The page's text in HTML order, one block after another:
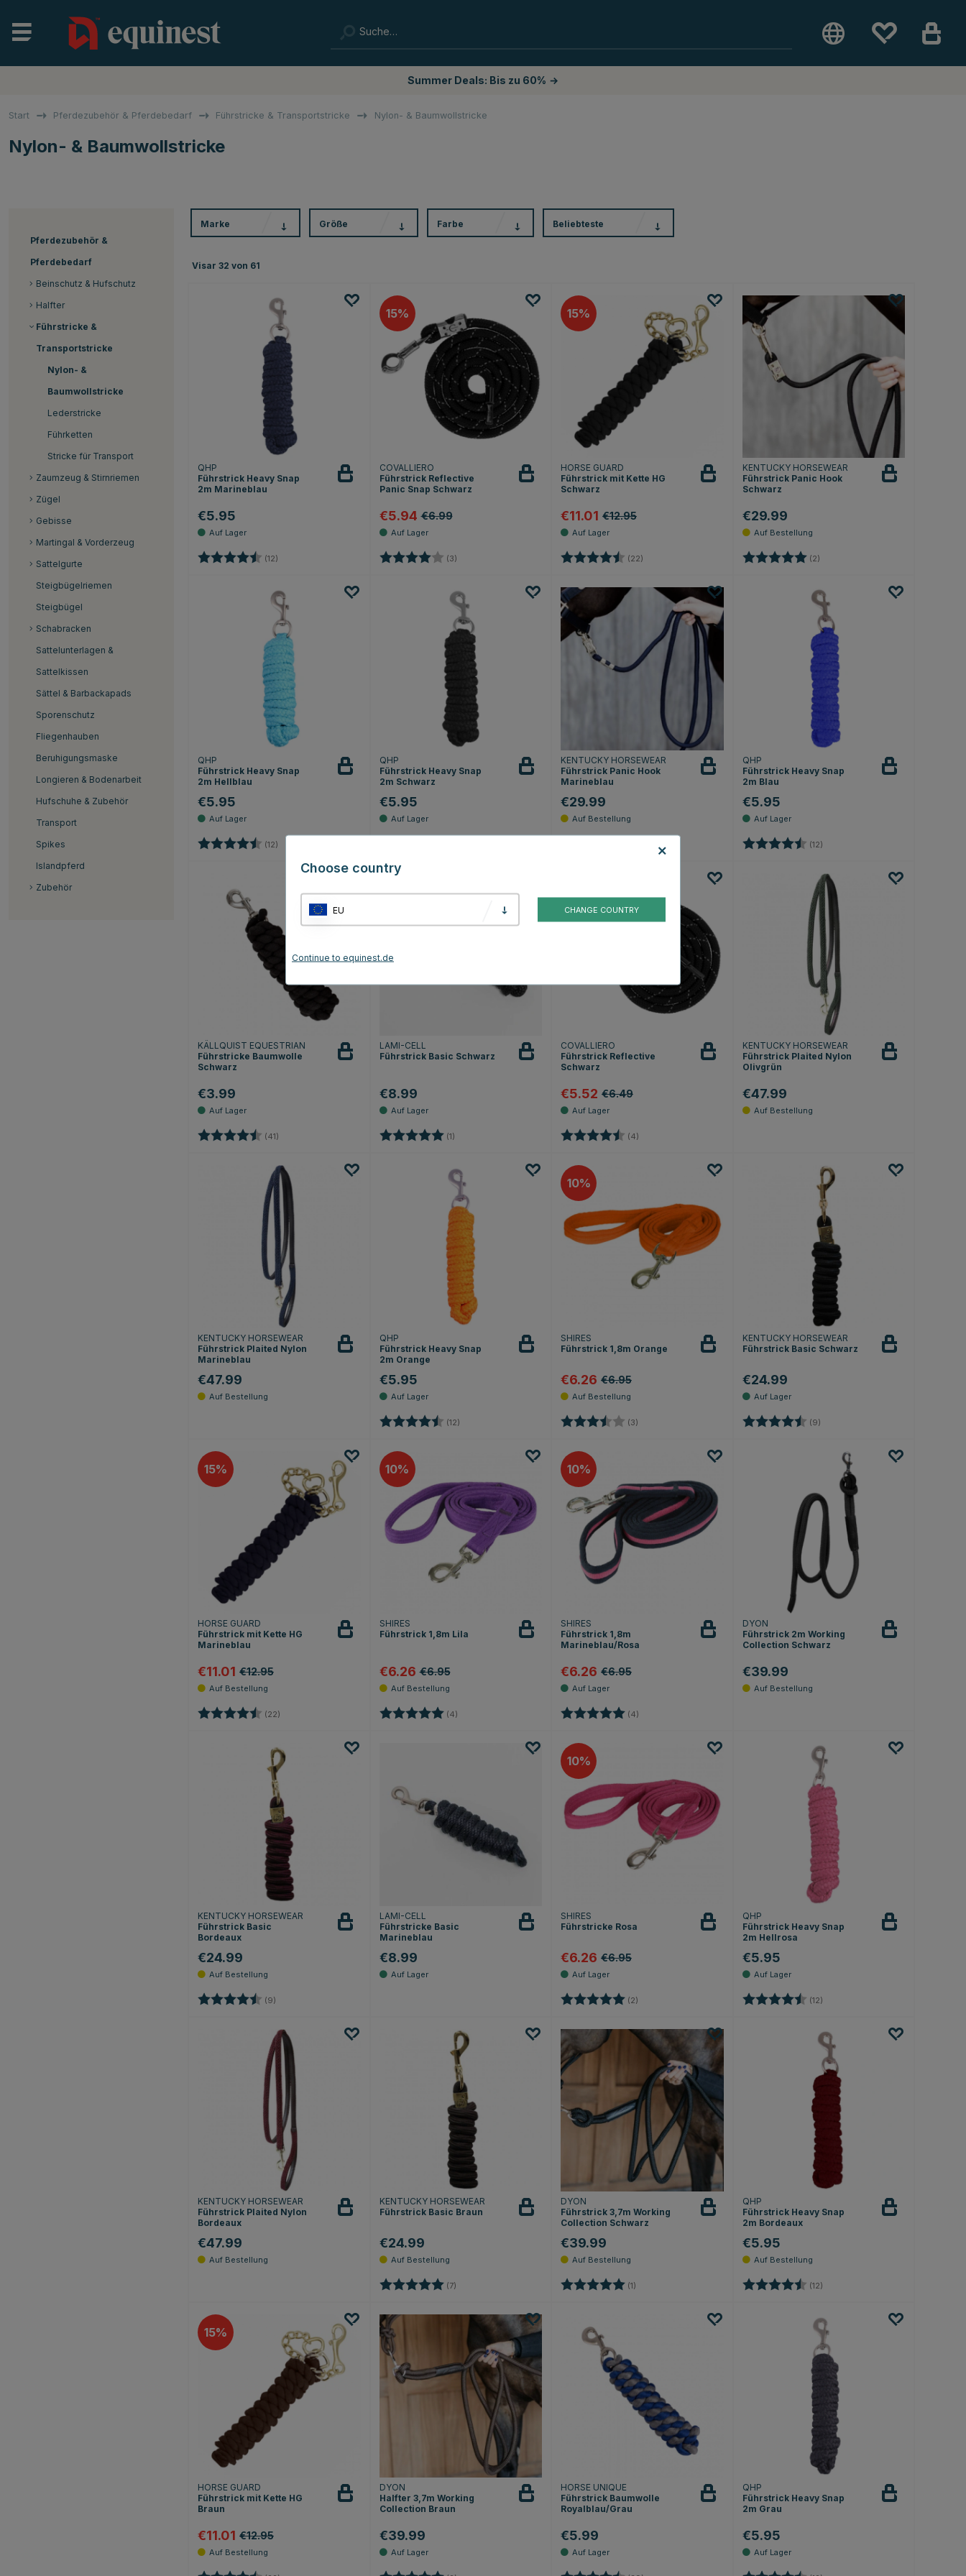
Summer Deals: Bis zu 60% →
Start Pferdezubehör & Pferdebedarf Führstricke & Transportstricke Nylon- & Baumwollstricke
Nylon- & Baumwollstricke
Pferdezubehör &
Pferdebedarf
Beinschutz & Hufschutz
Halfter
Führstricke &
Transportstricke
Nylon- &
Baumwollstricke
Lederstricke
Führketten
Stricke für Transport
Zaumzeug & Stirnriemen
Zügel
Gebisse
Martingal & Vorderzeug
Sattelgurte
Steigbügelriemen
Steigbügel
Schabracken
Sattelunterlagen &
Sattelkissen
Sättel & Barbackapads
Sporenschutz
Fliegenhauben
Beruhigungsmaske
Longieren & Bodenarbeit
Hufschuhe & Zubehör
Transport
Spikes
Islandpferd
Zubehör
Marke Größe Farbe Beliebteste
Visar32 von 61
QHP
Führstrick Heavy Snap
2m Marineblau
€5.95
Bewertung: (12)
15
COVALLIERO
Führstrick Reflective
Panic Snap Schwarz
€5.94 €6.99
Bewertung: (3)
15
HORSE GUARD
Führstrick mit Kette HG
Schwarz
€11.01 €12.95
Bewertung: (22)
KENTUCKY HORSEWEAR
Führstrick Panic Hook
Schwarz
€29.99
Bewertung: (2)
QHP
Führstrick Heavy Snap
2m Hellblau
€5.95
Bewertung: (12)
QHP
Führstrick Heavy Snap
2m Schwarz
€5.95
KENTUCKY HORSEWEAR
Führstrick Panic Hook
Marineblau
€29.99
QHP
Führstrick Heavy Snap
2m Blau
€5.95
Bewertung: (12)
KÄLLQUIST EQUESTRIAN
Führstricke Baumwolle
Schwarz
€3.99
Bewertung: (41)
LAMI-CELL
Führstrick Basic Schwarz
€8.99
Bewertung: (1)
COVALLIERO
Führstrick Reflective
Schwarz
€5.52 €6.49
Bewertung: (4)
KENTUCKY HORSEWEAR
Führstrick Plaited Nylon
Olivgrün
€47.99
KENTUCKY HORSEWEAR
Führstrick Plaited Nylon
Marineblau
€47.99
QHP
Führstrick Heavy Snap
2m Orange
€5.95
Bewertung: (12)
10
SHIRES
Führstrick 1,8m Orange
€6.26 €6.95
Bewertung: (3)
KENTUCKY HORSEWEAR
Führstrick Basic Schwarz
€24.99
Bewertung: (9)
15
HORSE GUARD
Führstrick mit Kette HG
Marineblau
€11.01 €12.95
Bewertung: (22)
10
SHIRES
Führstrick 1,8m Lila
€6.26 €6.95
Bewertung: (4)
10
SHIRES
Führstrick 1,8m
Marineblau/Rosa
€6.26 €6.95
Bewertung: (4)
DYON
Führstrick 2m Working
Collection Schwarz
€39.99
KENTUCKY HORSEWEAR
Führstrick Basic
Bordeaux
€24.99
Bewertung: (9)
LAMI-CELL
Führstricke Basic
Marineblau
€8.99
10
SHIRES
Führstricke Rosa
€6.26 €6.95
Bewertung: (2)
QHP
Führstrick Heavy Snap
2m Hellrosa
€5.95
Bewertung: (12)
KENTUCKY HORSEWEAR
Führstrick Plaited Nylon
Bordeaux
€47.99
KENTUCKY HORSEWEAR
Führstrick Basic Braun
€24.99
Bewertung: (7)
DYON
Führstrick 3,7m Working
Collection Schwarz
€39.99
Bewertung: (1)
QHP
Führstrick Heavy Snap
2m Bordeaux
€5.95
Bewertung: (12)
15
HORSE GUARD
Führstrick mit Kette HG
Braun
€11.01 €12.95
DYON
Halfter 3,7m Working
Collection Braun
€39.99
HORSE UNIQUE
Führstrick Baumwolle
Royalblau/Grau
€5.99
QHP
Führstrick Heavy Snap
2m Grau
€5.95
Choose country
EU CHANGE COUNTRY
Continue to equinest.de